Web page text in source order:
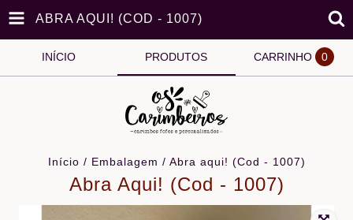
ABRA AQUI! (COD - 1007)
INÍCIO PRODUTOS CARRINHO 0
Início / Embalagem / Abra aqui! (Cod - 1007)
Abra Aqui! (Cod - 1007)